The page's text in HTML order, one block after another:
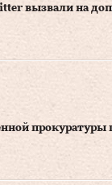
вызвали на